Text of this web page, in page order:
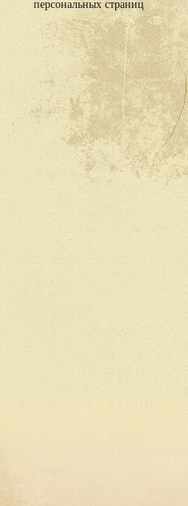
персональных страниц